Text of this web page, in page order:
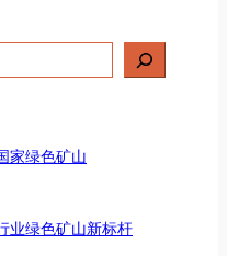
家绿色矿山
业绿色矿山新标杆